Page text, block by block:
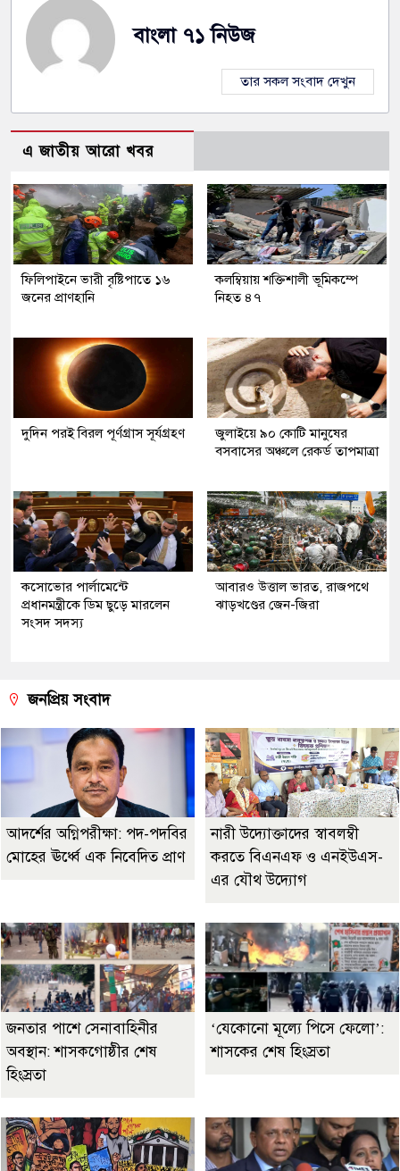
বাংলা ৭১ নিউজ
তার সকল সংবাদ দেখুন
এ জাতীয় আরো খবর
ফিলিপাইনে ভারী বৃষ্টিপাতে ১৬
জনের প্রাণহানি
কলম্বিয়ায় শক্তিশালী ভূমিকম্পে
নিহত ৪৭
দুদিন পরই বিরল পূর্ণগ্রাস সূর্যগ্রহণ
জুলাইয়ে ৯০ কোটি মানুষের
বসবাসের অঞ্চলে রেকর্ড তাপমাত্রা
কসোভোর পার্লামেন্টে
প্রধানমন্ত্রীকে ডিম ছুড়ে মারলেন
সংসদ সদস্য
আবারও উত্তাল ভারত, রাজপথে
ঝাড়খণ্ডের জেন-জিরা
জনপ্রিয় সংবাদ
আদর্শের অগ্নিপরীক্ষা: পদ-পদবির
মোহের ঊর্ধ্বে এক নিবেদিত প্রাণ
নারী উদ্যোক্তাদের স্বাবলম্বী
করতে বিএনএফ ও এনইউএস-
এর যৌথ উদ্যোগ
জনতার পাশে সেনাবাহিনীর
অবস্থান: শাসকগোষ্ঠীর শেষ
হিংস্রতা
‘যেকোনো মূল্যে পিসে ফেলো’:
শাসকের শেষ হিংস্রতা